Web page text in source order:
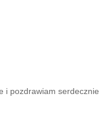
i pozdrawiam serdecznie